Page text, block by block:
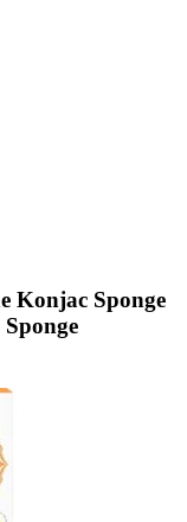
Konjac Sponge